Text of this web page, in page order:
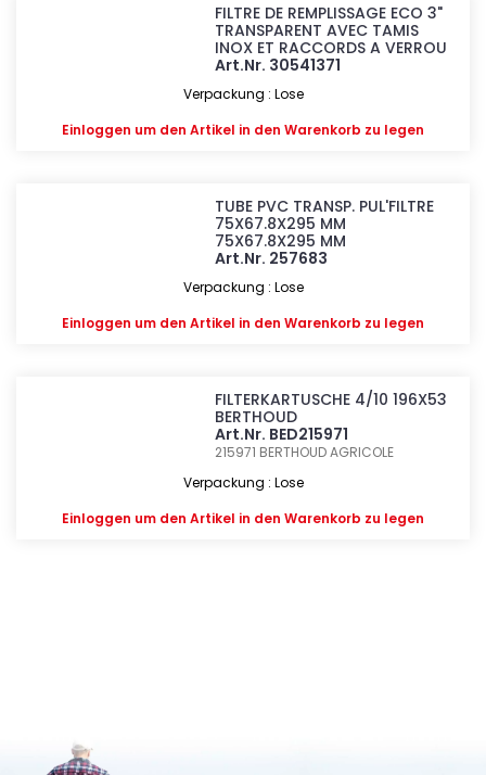
FILTRE DE REMPLISSAGE ECO 3"
TRANSPARENT AVEC TAMIS
INOX ET RACCORDS A VERROU
Art.Nr. 30541371
Verpackung : Lose
Einloggen um den Artikel in den Warenkorb zu legen
TUBE PVC TRANSP. PUL'FILTRE
75X67.8X295 MM
75X67.8X295 MM
Art.Nr. 257683
Verpackung : Lose
Einloggen um den Artikel in den Warenkorb zu legen
FILTERKARTUSCHE 4/10 196X53
BERTHOUD
Art.Nr. BED215971
215971 BERTHOUD AGRICOLE
Verpackung : Lose
Einloggen um den Artikel in den Warenkorb zu legen